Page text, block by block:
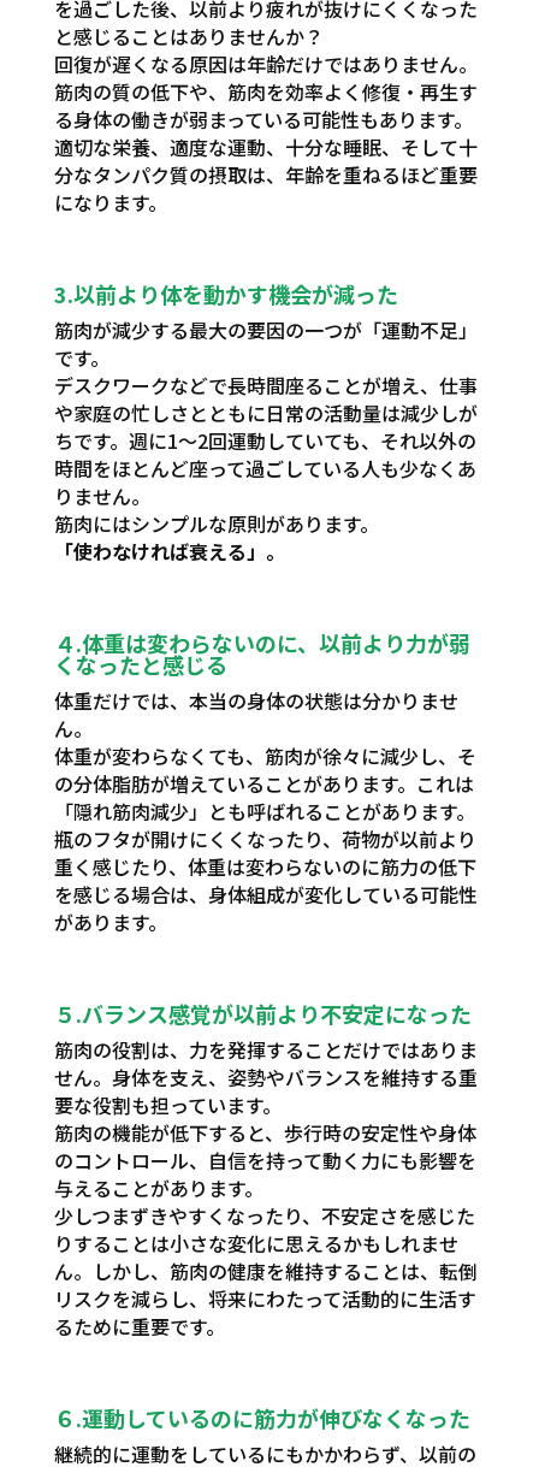
を過ごした後、以前より疲れが抜けにくくなった
と感じることはありませんか？
回復が遅くなる原因は年齢だけではありません。
筋肉の質の低下や、筋肉を効率よく修復・再生す
る身体の働きが弱まっている可能性もあります。
適切な栄養、適度な運動、十分な睡眠、そして十
分なタンパク質の摂取は、年齢を重ねるほど重要
になります。
3.以前より体を動かす機会が減った
筋肉が減少する最大の要因の一つが「運動不足」
です。
デスクワークなどで長時間座ることが増え、仕事
や家庭の忙しさとともに日常の活動量は減少しが
ちです。週に1～2回運動していても、それ以外の
時間をほとんど座って過ごしている人も少なくあ
りません。
筋肉にはシンプルな原則があります。
「使わなければ衰える」。
４.体重は変わらないのに、以前より力が弱
くなったと感じる
体重だけでは、本当の身体の状態は分かりませ
ん。
体重が変わらなくても、筋肉が徐々に減少し、そ
の分体脂肪が増えていることがあります。これは
「隠れ筋肉減少」とも呼ばれることがあります。
瓶のフタが開けにくくなったり、荷物が以前より
重く感じたり、体重は変わらないのに筋力の低下
を感じる場合は、身体組成が変化している可能性
があります。
５.バランス感覚が以前より不安定になった
筋肉の役割は、力を発揮することだけではありま
せん。身体を支え、姿勢やバランスを維持する重
要な役割も担っています。
筋肉の機能が低下すると、歩行時の安定性や身体
のコントロール、自信を持って動く力にも影響を
与えることがあります。
少しつまずきやすくなったり、不安定さを感じた
りすることは小さな変化に思えるかもしれませ
ん。しかし、筋肉の健康を維持することは、転倒
リスクを減らし、将来にわたって活動的に生活す
るために重要です。
６.運動しているのに筋力が伸びなくなった
継続的に運動をしているにもかかわらず、以前の